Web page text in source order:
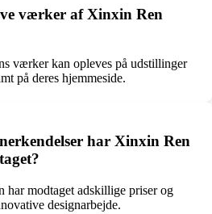
værker af Xinxin Ren
værker kan opleves på udstillinger
på deres hjemmeside.
har Xinxin Ren
har modtaget adskillige priser og
designarbejde.